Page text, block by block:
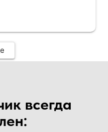
чисто,
только красоту.
убеждаемся что
за Ваш труд